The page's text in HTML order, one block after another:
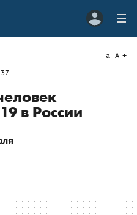
a A
в России